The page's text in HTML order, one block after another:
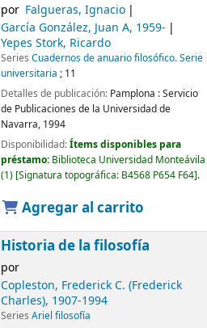
por Falgueras, Ignacio
García González, Juan A, 1959-
Yepes Stork, Ricardo
Series Cuadernos de anuario filosófico. Serie
universitaria ; 11
Detalles de publicación: Pamplona :Servicio
de Publicaciones de la Universidad de
Navarra, 1994
Disponibilidad:Ítems disponibles para
préstamo: Biblioteca Universidad Monteávila
(1) Signatura topográfica: B4568 P654 F64 .
Agregar al carrito
Historia de la filosofía
por
Copleston, Frederick C. (Frederick
Charles), 1907-1994
Series Ariel filosofía